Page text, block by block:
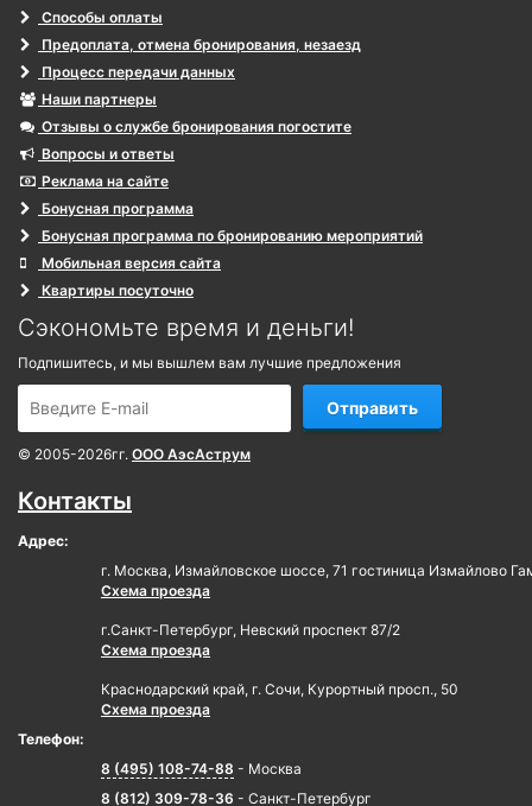
Способы оплаты
Предоплата, отмена бронирования, незаезд
Процесс передачи данных
Наши партнеры
Отзывы о службе бронирования погостите
Вопросы и ответы
Реклама на сайте
Бонусная программа
Бонусная программа по бронированию мероприятий
Мобильная версия сайта
Квартиры посуточно
Сэкономьте время и деньги!
Подпишитесь, и мы вышлем вам лучшие предложения
Отправить
© 2005-2026гг. ООО АэсАструм
Контакты
Адрес:
г. Москва, Измайловское шоссе, 71 гостиница Измайлово
Схема проезда
г.Санкт-Петербург, Невский проспект 87/2
Схема проезда
Краснодарский край, г. Сочи, Курортный просп., 50
Схема проезда
Телефон:
8 (495) 108-74-88 - Москва
8 (812) 309-78-36 - Санкт-Петербург